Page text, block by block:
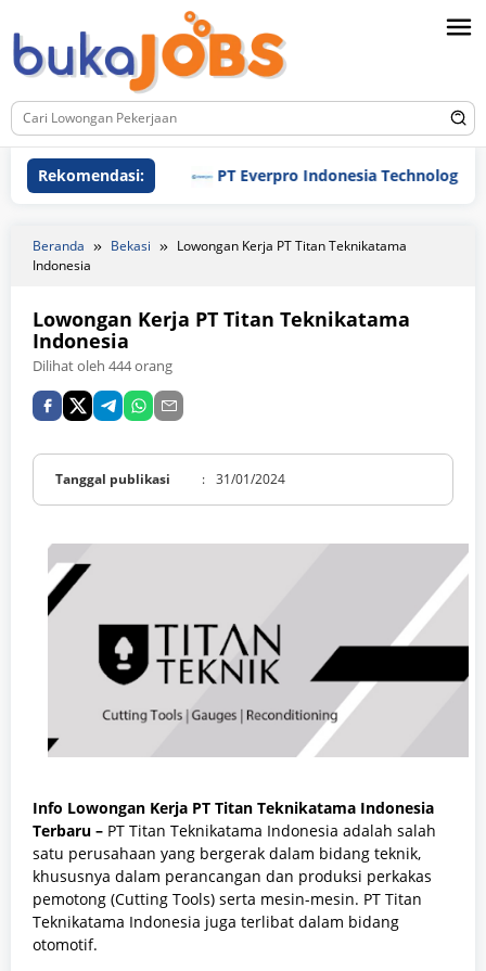
ke
konten
Rekomendasi: PT Everpro Indonesia Technologies
Beranda Bekasi
Lowongan Kerja PT Titan Teknikatama
Indonesia
Lowongan Kerja PT Titan Teknikatama
Indonesia
Dilihat oleh 444 orang
Tanggal publikasi : 31/01/2024
Info Lowongan Kerja PT Titan Teknikatama Indonesia
Terbaru – PT Titan Teknikatama Indonesia adalah salah
satu perusahaan yang bergerak dalam bidang teknik,
khususnya dalam perancangan dan produksi perkakas
pemotong (Cutting Tools) serta mesin-mesin. PT Titan
Teknikatama Indonesia juga terlibat dalam bidang
otomotif.